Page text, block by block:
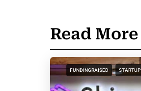
Read More
FUNDINGRAISED